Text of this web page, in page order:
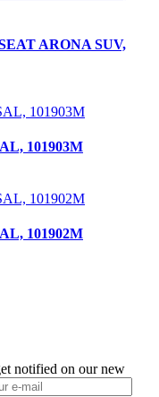
ARONA SUV,
101903M
101902M
notified on our new